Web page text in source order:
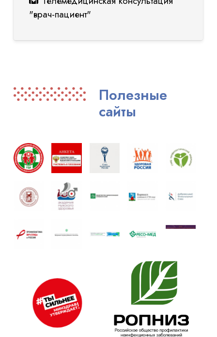
"врач-пациент"
Полезные
сайты